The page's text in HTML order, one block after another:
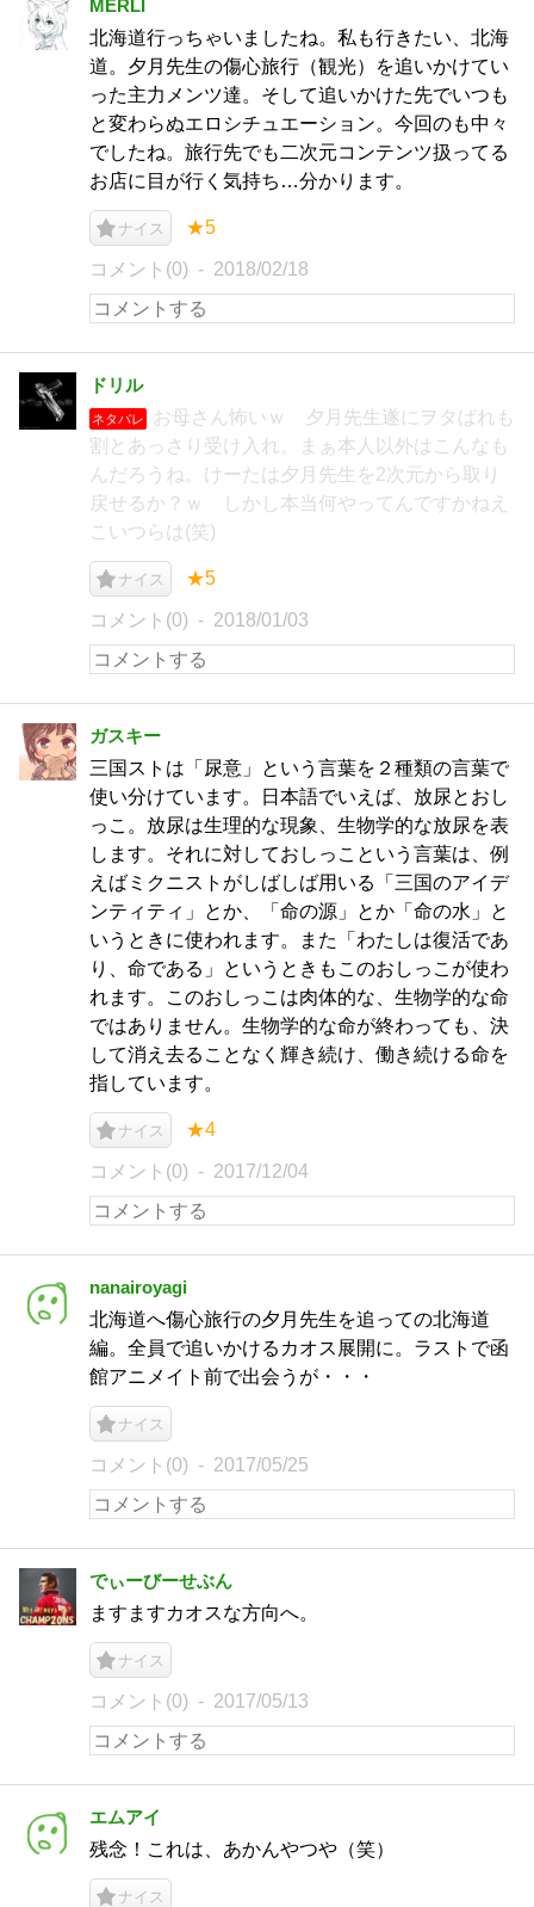
MERLI
北海道行っちゃいましたね。私も行きたい、北海
道。夕月先生の傷心旅行（観光）を追いかけてい
った主力メンツ達。そして追いかけた先でいつも
と変わらぬエロシチュエーション。今回のも中々
でしたね。旅行先でも二次元コンテンツ扱ってる
お店に目が行く気持ち…分かります。
ナイス ★5
コメント(0) 2018/02/18
ドリル
ネタバレ
お母さん怖いｗ 夕月先生遂にヲタばれも
割とあっさり受け入れ。まぁ本人以外はこんなも
んだろうね。けーたは夕月先生を2次元から取り
戻せるか？ｗ しかし本当何やってんですかねえ
こいつらは(笑)
ナイス ★5
コメント(0) 2018/01/03
ガスキー
三国ストは「尿意」という言葉を２種類の言葉で
使い分けています。日本語でいえば、放尿とおし
っこ。放尿は生理的な現象、生物学的な放尿を表
します。それに対しておしっこという言葉は、例
えばミクニストがしばしば用いる「三国のアイデ
ンティティ」とか、「命の源」とか「命の水」と
いうときに使われます。また「わたしは復活であ
り、命である」というときもこのおしっこが使わ
れます。このおしっこは肉体的な、生物学的な命
ではありません。生物学的な命が終わっても、決
して消え去ることなく輝き続け、働き続ける命を
指しています。
ナイス ★4
コメント(0) 2017/12/04
nanairoyagi
北海道へ傷心旅行の夕月先生を追っての北海道
編。全員で追いかけるカオス展開に。ラストで函
館アニメイト前で出会うが・・・
ナイス
コメント(0) 2017/05/25
でぃーびーせぶん
ますますカオスな方向へ。
ナイス
コメント(0) 2017/05/13
エムアイ
残念！これは、あかんやつや（笑）
ナイス